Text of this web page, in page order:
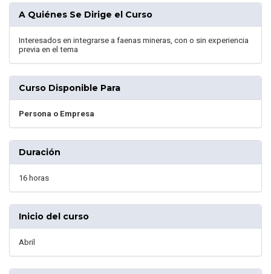
A Quiénes Se Dirige el Curso
Interesados en integrarse a faenas mineras, con o sin experiencia
previa en el tema
Curso Disponible Para
Persona o Empresa
Duración
16 horas
Inicio del curso
Abril